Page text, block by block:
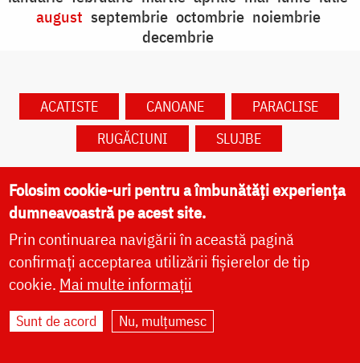
august septembrie octombrie noiembrie
decembrie
ACATISTE CANOANE
PARACLISE
RUGĂCIUNI
SLUJBE
Caută în calendar după dată
Folosim cookie-uri pentru a îmbunătăți experiența
dumneavoastră pe acest site.
Prin continuarea navigării în această pagină
confirmați acceptarea utilizării fișierelor de tip
cookie. Mai multe informații
Sunt de acord Nu, mulțumesc